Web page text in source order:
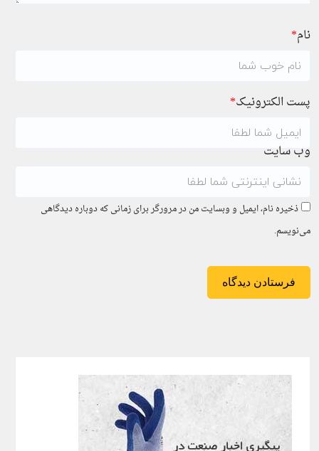
نام*
پست الکترونیک*
وب سایت
ذخیره نام، ایمیل و وبسایت من در مرورگر برای زمانی که دوباره دیدگاهی
می‌نویسم.